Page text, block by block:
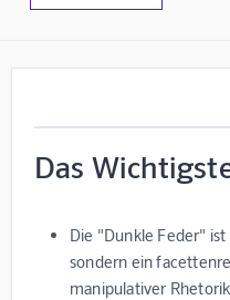
Das
Die "Dunkle Feder"
sondern ein
manipulativer